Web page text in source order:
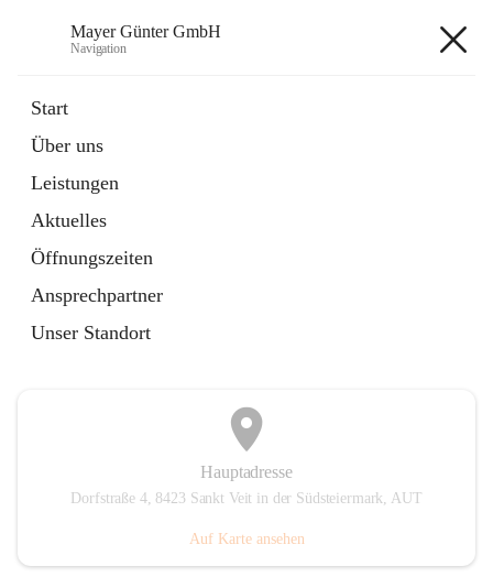
Mayer Günter GmbH
Navigation
Start
Über uns
Leistungen
Aktuelles
Öffnungszeiten
Ansprechpartner
Unser Standort
Artikel
in
Tab
TRANSPORTE
Artikel
öffnet
in
neuem
Tab
Hauptadresse
Dorfstraße 4, 8423 Sankt Veit in der Südsteiermark, AUT
Auf Karte ansehen